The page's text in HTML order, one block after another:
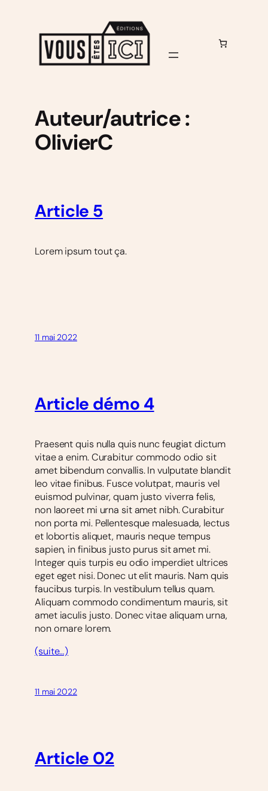
Auteur/autrice :
OlivierC
Article 5
Lorem ipsum tout ça.
11 mai 2022
Article démo 4
Praesent quis nulla quis nunc feugiat dictum
vitae a enim. Curabitur commodo odio sit
amet bibendum convallis. In vulputate blandit
leo vitae finibus. Fusce volutpat, mauris vel
euismod pulvinar, quam justo viverra felis,
non laoreet mi urna sit amet nibh. Curabitur
non porta mi. Pellentesque malesuada, lectus
et lobortis aliquet, mauris neque tempus
sapien, in finibus justo purus sit amet mi.
Integer quis turpis eu odio imperdiet ultrices
eget eget nisi. Donec ut elit mauris. Nam quis
faucibus turpis. In vestibulum tellus quam.
Aliquam commodo condimentum mauris, sit
amet iaculis justo. Donec vitae aliquam urna,
non ornare lorem.
(suite…)
11 mai 2022
Article 02